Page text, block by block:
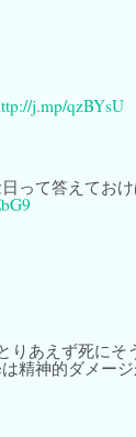
j.mp/qzBYsU
って答えてお
りあえず死にそ
精神的ダメー